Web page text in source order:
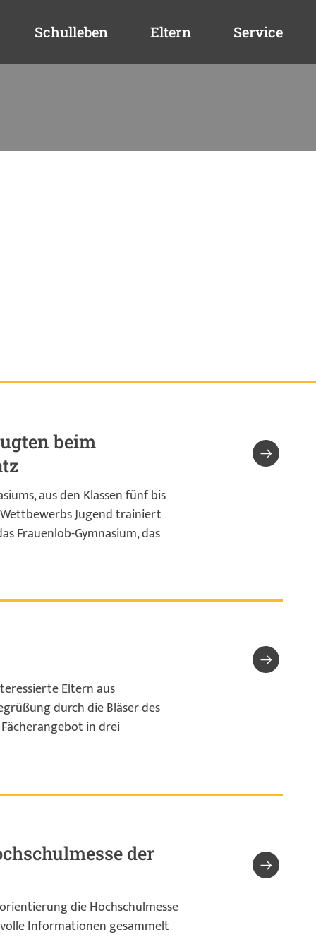
Schulleben Eltern Service
beim
aus den Klassen fünf bis
Jugend trainiert
Frauenlob-Gymnasium, das
Eltern aus
durch die Bläser des
in drei
der
die Hochschulmesse
Informationen gesammelt